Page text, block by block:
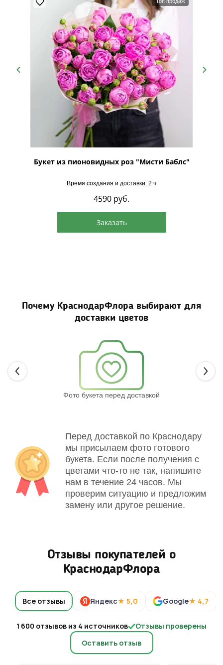
Букет из пионовидных роз "Мисти Баблс"
Время создания и доставки: 2 ч
4590 руб.
Заказать
Почему КраснодарФлора выбирают для
доставки цветов
Фото букета перед доставкой
Перед доставкой по Краснодару
мы присылаем фото готового
букета. Если после получения с
цветами что-то не так, напишите
нам в течение 24 часов. Мы
проверим ситуацию и предложим
замену или другое решение.
Отзывы покупателей о
КраснодарФлора
Все отзывы Яндекс★ 5,0 Google★ 4,7
1 600 отзывов из 4 источников
Отзывы проверены
Оставить отзыв